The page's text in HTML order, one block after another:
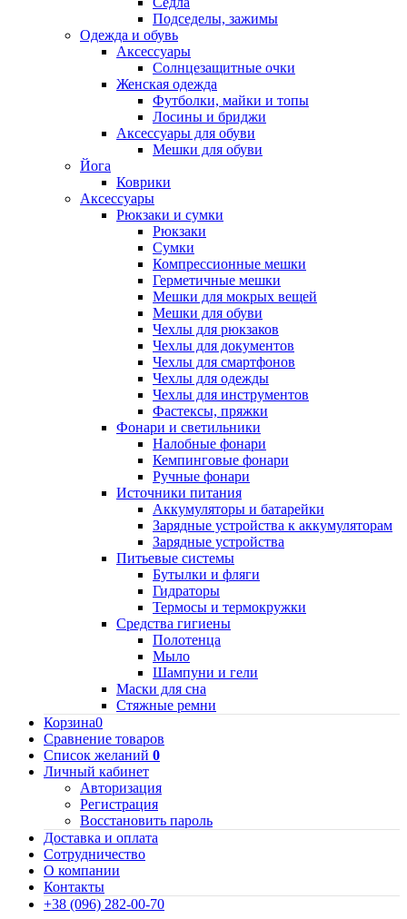
Подседелы, зажимы
Одежда и обувь
Аксессуары
Солнцезащитные очки
Женская одежда
Футболки, майки и топы
Лосины и бриджи
Аксессуары для обуви
Мешки для обуви
Йога
Коврики
Аксессуары
Рюкзаки и сумки
Рюкзаки
Сумки
Компрессионные мешки
Герметичные мешки
Мешки для мокрых вещей
Мешки для обуви
Чехлы для рюкзаков
Чехлы для документов
Чехлы для смартфонов
Чехлы для одежды
Чехлы для инструментов
Фастексы, пряжки
Фонари и светильники
Налобные фонари
Кемпинговые фонари
Ручные фонари
Источники питания
Аккумуляторы и батарейки
Зарядные устройства к аккумуляторам
Зарядные устройства
Питьевые системы
Бутылки и фляги
Гидраторы
Термосы и термокружки
Средства гигиены
Полотенца
Мыло
Шампуни и гели
Маски для сна
Стяжные ремни
Корзина0
Сравнение товаров
Список желаний 0
Личный кабинет
Авторизация
Регистрация
Восстановить пароль
Доставка и оплата
Сотрудничество
О компании
Контакты
+38 (096) 282-00-70